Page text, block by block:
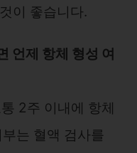
이 좋습니다.
언제 항체 형성 여
2주 이내에 항체
는 혈액 검사를